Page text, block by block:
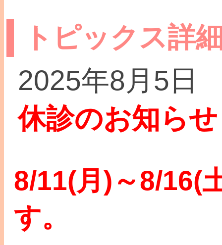
トピックス詳
2025年8月5日
休診のお知らせ
8/11(月)～8/16(
す。